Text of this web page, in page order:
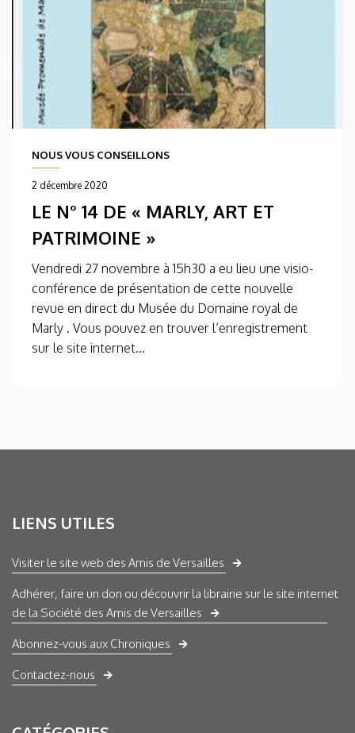
NOUS VOUS CONSEILLONS
2 décembre 2020
LE N° 14 DE « MARLY, ART ET
PATRIMOINE »
Vendredi 27 novembre à 15h30 a eu lieu une visio-
conférence de présentation de cette nouvelle
revue en direct du Musée du Domaine royal de
Marly . Vous pouvez en trouver l’enregistrement
sur le site internet...
LIENS UTILES
Visiter le site web des Amis de Versailles
Adhérer, faire un don ou découvrir la librairie sur le site internet
de la Société des Amis de Versailles
Abonnez-vous aux Chroniques
Contactez-nous